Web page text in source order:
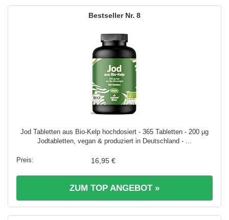
8
Jod Tabletten aus Bio-Kelp hochdosiert - 365 Tabletten - 200 µg
Jodtabletten, vegan & produziert in Deutschland - ...
16,95 €
ZUM TOP ANGEBOT »